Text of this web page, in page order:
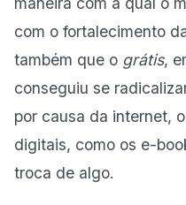
com o fortalecimento
também que o grátis,
conseguiu se
por causa da internet,
digitais, como os e-
troca de algo.